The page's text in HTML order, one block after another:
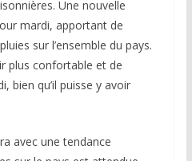
Une nouvelle
mardi, apportant de
sur l’ensemble du pays.
plus confortable et de
bien qu’il puisse y avoir
avec une tendance